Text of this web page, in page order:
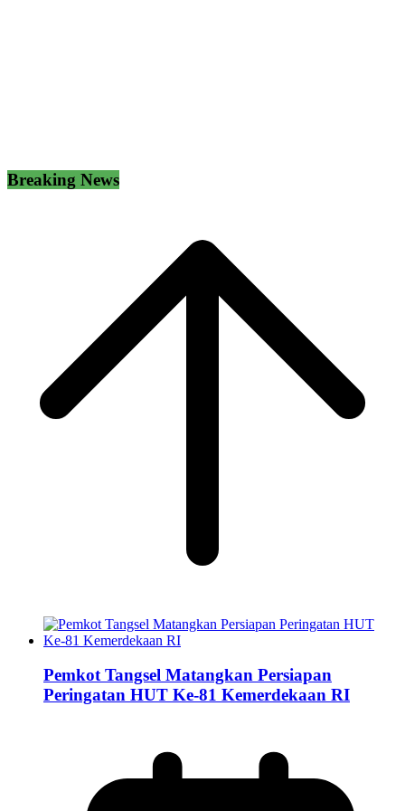
Breaking News
Pemkot Tangsel Matangkan Persiapan
Peringatan HUT Ke-81 Kemerdekaan RI